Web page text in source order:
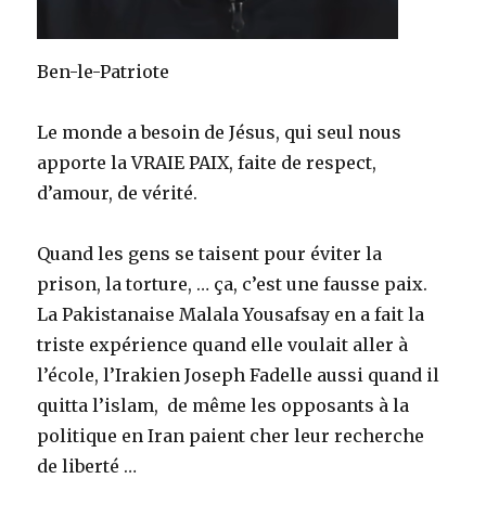
Ben-le-Patriote
Le monde a besoin de Jésus, qui seul nous
apporte la VRAIE PAIX, faite de respect,
d’amour, de vérité.
Quand les gens se taisent pour éviter la
prison, la torture, … ça, c’est une fausse paix.
La Pakistanaise Malala Yousafsay en a fait la
triste expérience quand elle voulait aller à
l’école, l’Irakien Joseph Fadelle aussi quand il
quitta l’islam, de même les opposants à la
politique en Iran paient cher leur recherche
de liberté …